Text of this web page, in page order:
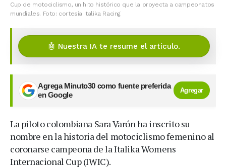
Cup de motociclismo, un hito histórico que la proyecta a campeonatos
mundiales. Foto: cortesía Italika Racing
🤖 Nuestra IA te resume el artículo.
Agrega Minuto30 como fuente preferida
en Google
Agregar
La piloto colombiana Sara Varón ha inscrito su
nombre en la historia del motociclismo femenino al
coronarse campeona de la Italika Womens
Internacional Cup (IWIC).